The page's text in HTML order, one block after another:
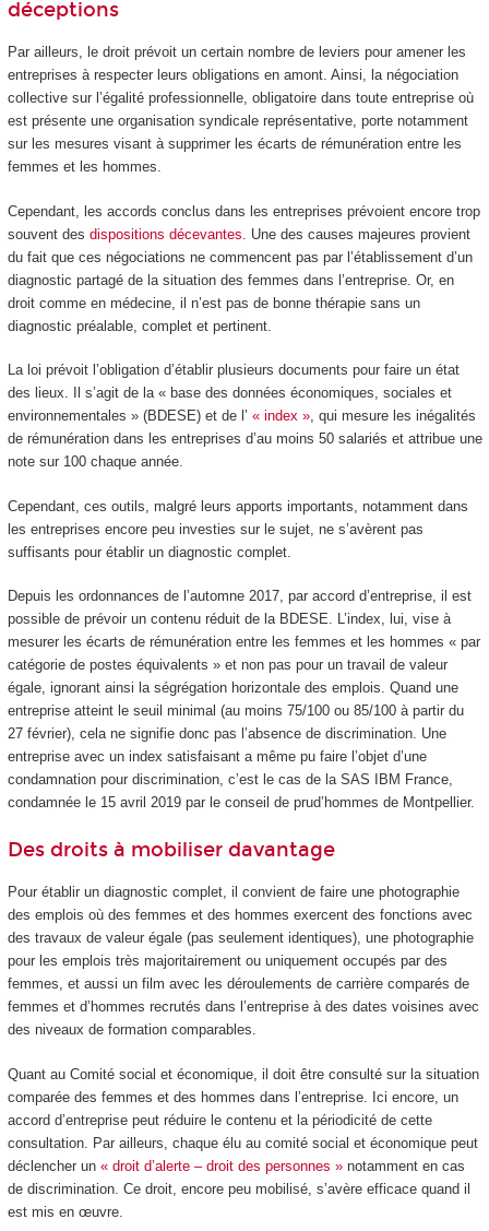
déceptions
Par ailleurs, le droit prévoit un certain nombre de leviers pour amener les
entreprises à respecter leurs obligations en amont. Ainsi, la négociation
collective sur l’égalité professionnelle, obligatoire dans toute entreprise où
est présente une organisation syndicale représentative, porte notamment
sur les mesures visant à supprimer les écarts de rémunération entre les
femmes et les hommes.
Cependant, les accords conclus dans les entreprises prévoient encore trop
souvent des dispositions décevantes . Une des causes majeures provient
du fait que ces négociations ne commencent pas par l’établissement d’un
diagnostic partagé de la situation des femmes dans l’entreprise. Or, en
droit comme en médecine, il n’est pas de bonne thérapie sans un
diagnostic préalable, complet et pertinent.
La loi prévoit l’obligation d’établir plusieurs documents pour faire un état
des lieux. Il s’agit de la « base des données économiques, sociales et
environnementales » (BDESE) et de l’ « index », qui mesure les inégalités
de rémunération dans les entreprises d’au moins 50 salariés et attribue une
note sur 100 chaque année.
Cependant, ces outils, malgré leurs apports importants, notamment dans
les entreprises encore peu investies sur le sujet, ne s’avèrent pas
suffisants pour établir un diagnostic complet.
Depuis les ordonnances de l’automne 2017, par accord d’entreprise, il est
possible de prévoir un contenu réduit de la BDESE. L’index, lui, vise à
mesurer les écarts de rémunération entre les femmes et les hommes « par
catégorie de postes équivalents » et non pas pour un travail de valeur
égale, ignorant ainsi la ségrégation horizontale des emplois. Quand une
entreprise atteint le seuil minimal (au moins 75/100 ou 85/100 à partir du
27 février), cela ne signifie donc pas l’absence de discrimination. Une
entreprise avec un index satisfaisant a même pu faire l’objet d’une
condamnation pour discrimination, c’est le cas de la SAS IBM France,
condamnée le 15 avril 2019 par le conseil de prud’hommes de Montpellier.
Des droits à mobiliser davantage
Pour établir un diagnostic complet, il convient de faire une photographie
des emplois où des femmes et des hommes exercent des fonctions avec
des travaux de valeur égale (pas seulement identiques), une photographie
pour les emplois très majoritairement ou uniquement occupés par des
femmes, et aussi un film avec les déroulements de carrière comparés de
femmes et d’hommes recrutés dans l’entreprise à des dates voisines avec
des niveaux de formation comparables.
Quant au Comité social et économique, il doit être consulté sur la situation
comparée des femmes et des hommes dans l’entreprise. Ici encore, un
accord d’entreprise peut réduire le contenu et la périodicité de cette
consultation. Par ailleurs, chaque élu au comité social et économique peut
déclencher un « droit d’alerte – droit des personnes »notamment en cas
de discrimination. Ce droit, encore peu mobilisé, s’avère efficace quand il
est mis en œuvre.